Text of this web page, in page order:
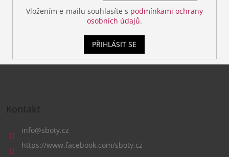
Vložením e-mailu souhlasíte s podmínkami ochrany
osobních údajů.
PŘIHLÁSIT SE
Kontakt
info@sboty.cz
https://www.facebook.com/sboty.cz